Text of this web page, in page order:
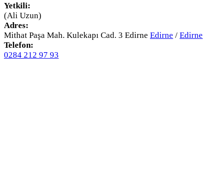
Yetkili:
(Ali Uzun)
Adres:
Mithat Paşa Mah. Kulekapı Cad. 3 Edirne Edirne / Edirne
Telefon:
0284 212 97 93